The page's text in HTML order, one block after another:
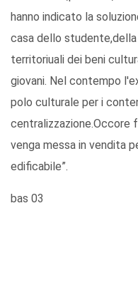
hanno indicato la
casa dello
territoriuali dei beni
giovani. Nel contempo
polo culturale per i
centralizzazione.Occore
venga messa in vendita
edificabile”.
bas 03